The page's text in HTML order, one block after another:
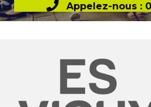
Appelez-nous :